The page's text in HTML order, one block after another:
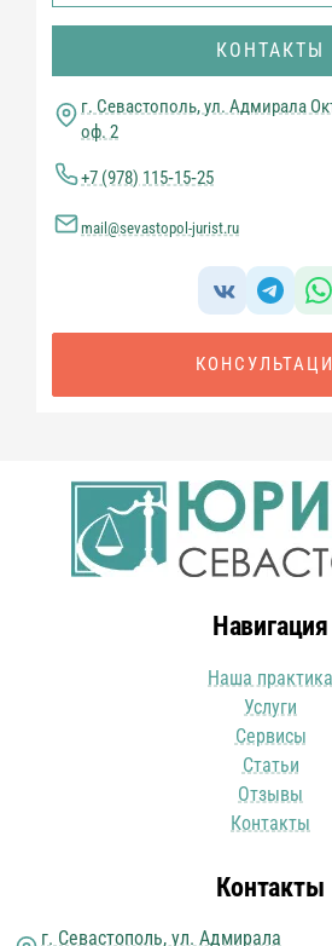
поиска:
КОНТАКТЫ
г. Севастополь, ул. Адмирала
оф. 2
+7 (978) 115‑15‑25
mail@sevastopol-jurist.ru
Навигация
Наша практика
Услуги
Сервисы
Статьи
Отзывы
Контакты
Контакты
г. Севастополь, ул. Адмирала